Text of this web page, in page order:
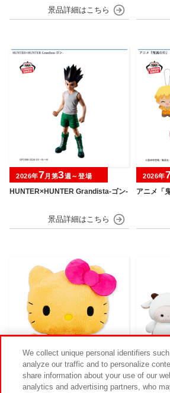
HUNTER×HUNTER Grandista-ゴン-
2026年7月第3週～登場
アニメ「
2026年
2026年7月第3週～登場 2026年
We collect unique personal identifiers
analyze our traffic and to personalize
share information about your use of our
analytics and advertising partners, who